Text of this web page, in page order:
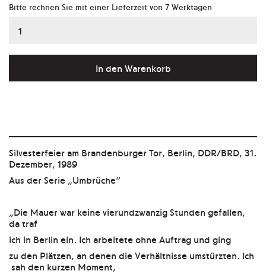
Bitte rechnen Sie mit einer Lieferzeit von 7 Werktagen
Berlin,
Dezember,
In den Warenkorb
Silvesterfeier am Brandenburger Tor, Berlin, DDR/BRD, 31.
Dezember, 1989
Aus der Serie „Umbrüche“
„Die Mauer war keine vierundzwanzig Stunden gefallen,
da traf
ich in Berlin ein. Ich arbeitete ohne Auftrag und ging
zu den Plätzen, an denen die Verhältnisse umstürzten. Ich
sah den kurzen Moment,